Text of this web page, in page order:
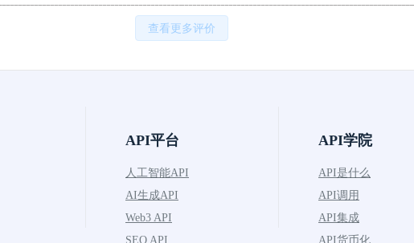
查看更多评价
API平台
人工智能API
AI生成API
Web3 API
SEO API
API学院
API是什么
API调用
API集成
API货币化